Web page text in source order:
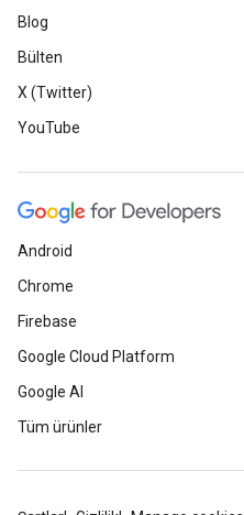
Blog
Bülten
X (Twitter)
YouTube
Android
Chrome
Firebase
Google Cloud Platform
Google AI
Tüm ürünler